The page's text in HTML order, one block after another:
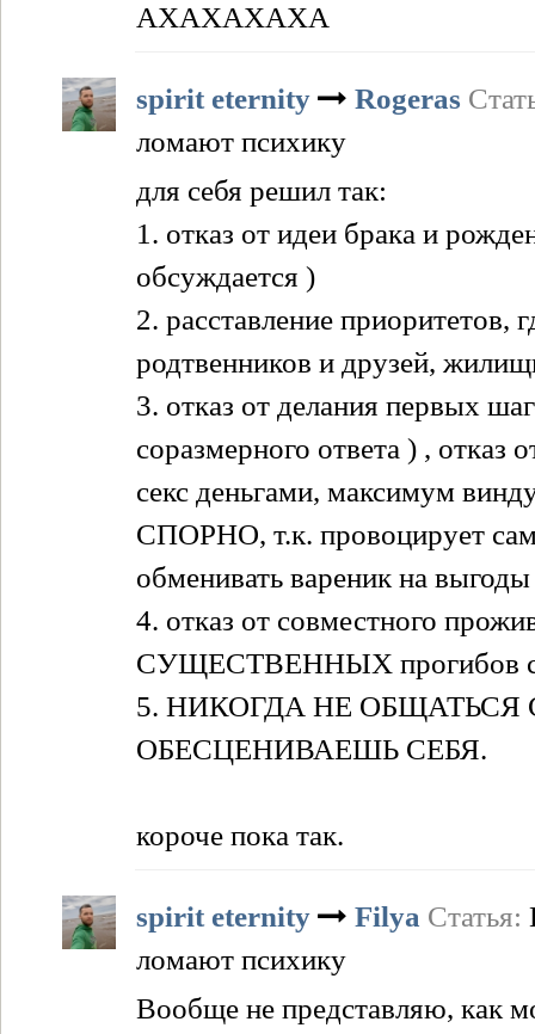
АХАХАХАХА
spirit eternity Rogeras
ломают психику
для себя решил так:
1. отказ от идеи брака и
обсуждается )
2. расставление приоритетов,
родтвенников и друзей,
3. отказ от делания первых
соразмерного ответа ) , отказ
секс деньгами, максимум
СПОРНО, т.к. провоцирует
обменивать вареник на
4. отказ от совместного
СУЩЕСТВЕННЫХ прогибов с
5. НИКОГДА НЕ
ОБЕСЦЕНИВАЕШЬ СЕБЯ.
короче пока так.
spirit eternity Filya Статья:
ломают психику
Вообще не представляю,